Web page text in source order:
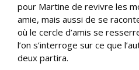
pour Martine de revivre les
amie, mais aussi de se
où le cercle d’amis se
l’on s’interroge sur ce que
deux partira.